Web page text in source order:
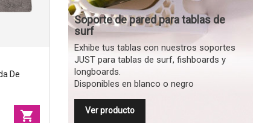
De
shopping_cart
Soporte de pared para tablas de
surf
Exhibe tus tablas con nuestros soportes
JUST para tablas de surf, fishboards y
longboards.
Disponibles en blanco o negro
Ver producto